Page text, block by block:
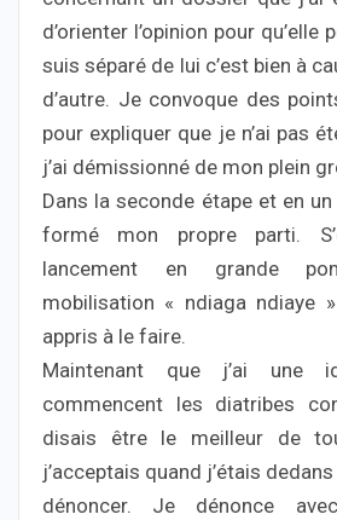
d’orienter l’opinion pour qu’elle
suis séparé de lui c’est bien à
d’autre. Je convoque des
pour expliquer que je n’ai pas
j’ai démissionné de mon plein
Dans la seconde étape et en
formé mon propre parti.
lancement en grande
mobilisation « ndiaga ndiaye
appris à le faire.
Maintenant que j’ai une
commencent les diatribes
disais être le meilleur de
j’acceptais quand j’étais
dénoncer. Je dénonce